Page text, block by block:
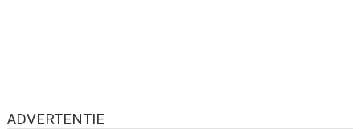
ADVERTENTIE